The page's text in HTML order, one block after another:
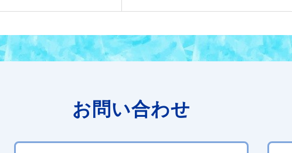
お問い合わせ